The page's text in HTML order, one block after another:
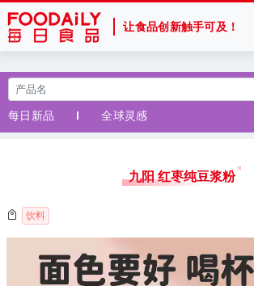
让食品创新触手可及！
每日新品
全球灵感
九阳 红枣纯豆浆粉
饮料